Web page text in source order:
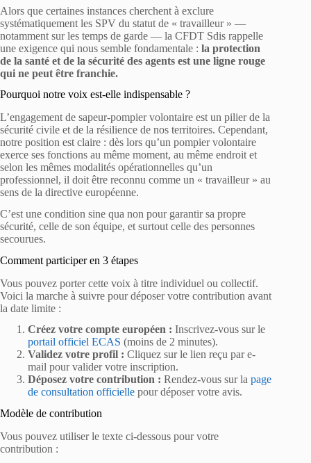
Alors que certaines instances cherchent à exclure
systématiquement les SPV du statut de « travailleur » —
notamment sur les temps de garde — la CFDT Sdis rappelle
une exigence qui nous semble fondamentale : la protection
de la santé et de la sécurité des agents est une ligne rouge
qui ne peut être franchie.
Pourquoi notre voix est-elle indispensable ?
L’engagement de sapeur-pompier volontaire est un pilier de la
sécurité civile et de la résilience de nos territoires. Cependant,
notre position est claire : dès lors qu’un pompier volontaire
exerce ses fonctions au même moment, au même endroit et
selon les mêmes modalités opérationnelles qu’un
professionnel, il doit être reconnu comme un « travailleur » au
sens de la directive européenne.
C’est une condition sine qua non pour garantir sa propre
sécurité, celle de son équipe, et surtout celle des personnes
secourues.
Comment participer en 3 étapes
Vous pouvez porter cette voix à titre individuel ou collectif.
Voici la marche à suivre pour déposer votre contribution avant
la date limite :
Créez votre compte européen : Inscrivez-vous sur le
portail officiel ECAS (moins de 2 minutes).
Validez votre profil : Cliquez sur le lien reçu par e-
mail pour valider votre inscription.
Déposez votre contribution : Rendez-vous sur la page
de consultation officielle pour déposer votre avis.
Modèle de contribution
Vous pouvez utiliser le texte ci-dessous pour votre
contribution :